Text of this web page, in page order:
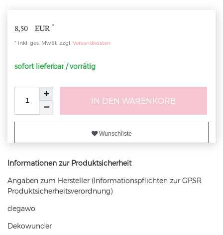
8,50 EUR *
* inkl. ges. MwSt. zzgl. Versandkosten
sofort lieferbar / vorrätig
IN DEN WARENKORB
Wunschliste
Informationen zur Produktsicherheit
Angaben zum Hersteller (Informationspflichten zur GPSR
Produktsicherheitsverordnung)
degawo
Dekowunder